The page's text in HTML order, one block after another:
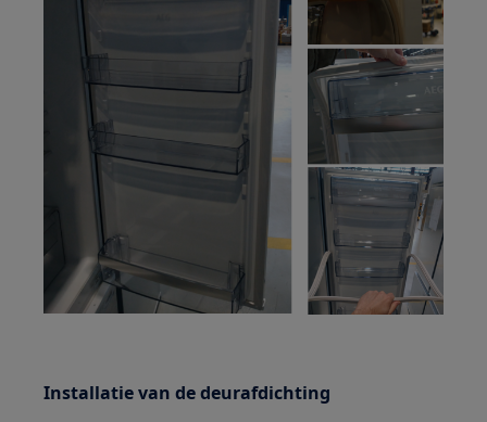
Installatie van de deurafdichting